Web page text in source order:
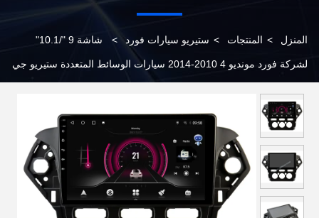
المنزل > المنتجات > ستيريو سيارات فورد > شاشة 9 "/10.1"
لشركة فورد مونديو 4 2010-2014 سيارات الوسائط المتعددة ستيريو جي